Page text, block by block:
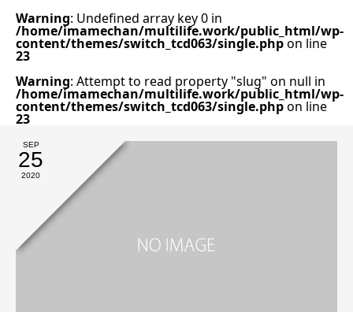
Warning: Undefined array key 0 in
/home/imamechan/multilife.work/public_html/wp-
content/themes/switch_tcd063/single.phpon line
23
Warning: Attempt to read property "slug" on null in
/home/imamechan/multilife.work/public_html/wp-
content/themes/switch_tcd063/single.phpon line
23
SEP
25
2020